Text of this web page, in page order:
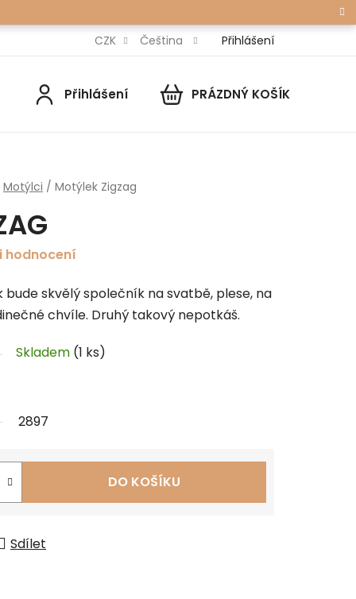
CZK Čeština Přihlášení
Přihlášení
NÁKUPNÍPRÁZDNÝ KOŠÍK
Motýlci / Motýlek Zigzag
hodnocení
skvělý společník na svatbě, plese, na
chvíle. Druhý takový nepotkáš.
Skladem (1 ks)
2897
DO KOŠÍKU
Sdílet